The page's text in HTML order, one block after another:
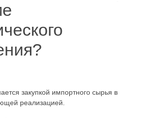
закупкой импортного сырья в
реализацией.